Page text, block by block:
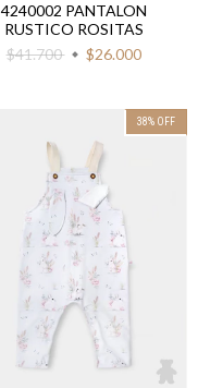
4240002 PANTALON
RUSTICO ROSITAS
$41.700
$26.000
38% OFF